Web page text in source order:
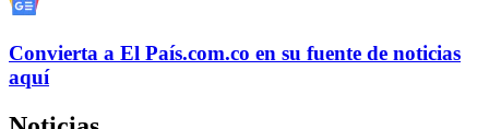
Convierta a El País.com.co en su fuente de noticias
aquí